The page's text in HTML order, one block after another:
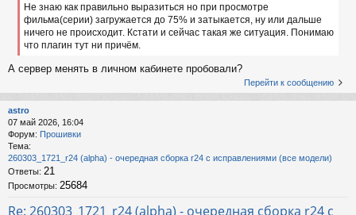
Не знаю как правильно выразиться но при просмотре
фильма(серии) загружается до 75% и затыкается, ну или дальше
ничего не происходит. Кстати и сейчас такая же ситуация. Понимаю
что плагин тут ни причём.
А сервер менять в личном кабинете пробовали?
Перейти к сообщению
astro
07 май 2026, 16:04
Форум: Прошивки
Тема:
260303_1721_r24 (alpha) - очередная сборка r24 с исправлениями (все модели)
Ответы: 21
Просмотры: 25684
Re: 260303_1721_r24 (alpha) - очередная сборка r24 с